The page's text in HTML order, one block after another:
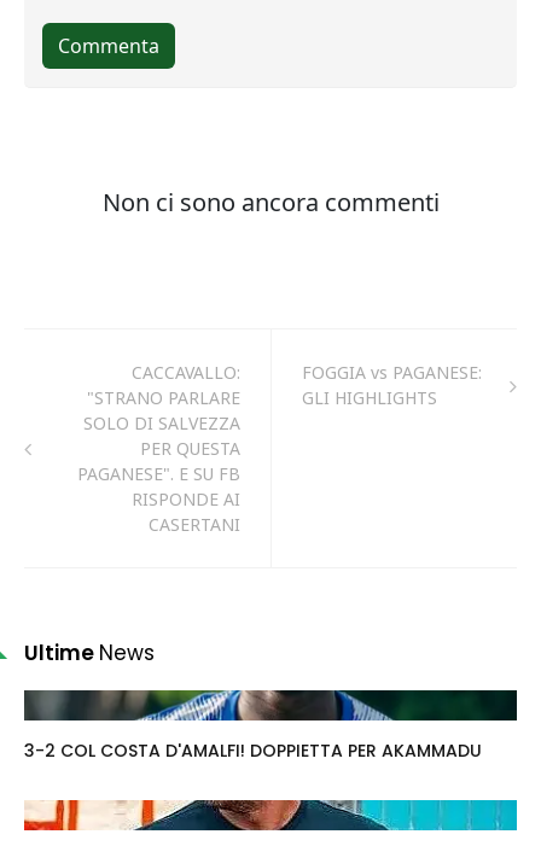
CACCAVALLO:
"STRANO PARLARE
SOLO DI SALVEZZA
PER QUESTA
PAGANESE". E SU FB
RISPONDE AI
CASERTANI
FOGGIA vs PAGANESE:
GLI HIGHLIGHTS
Ultime News
3-2 COL COSTA D'AMALFI! DOPPIETTA PER AKAMMADU